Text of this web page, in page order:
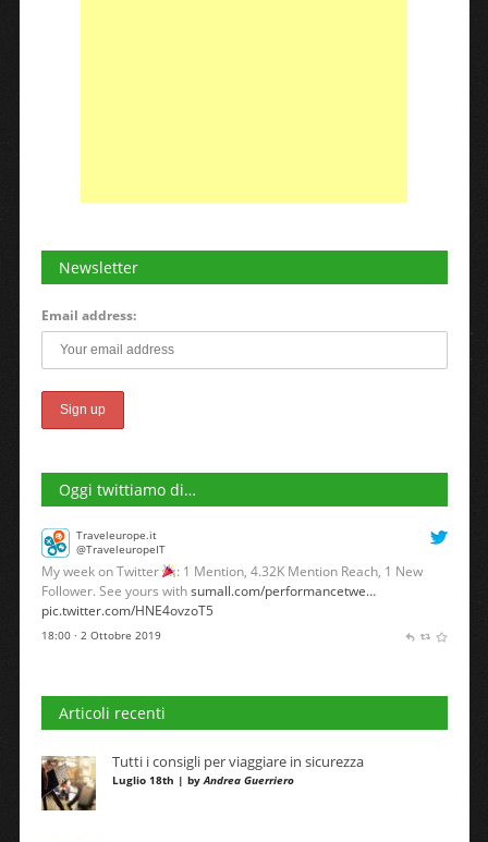
Newsletter
Email address:
Oggi twittiamo di…
Traveleurope.it
@TraveleuropeIT
My week on Twitter
: 1 Mention, 4.32K Mention Reach, 1 New
Follower. See yours withsumall.com/performancetwe…
pic.twitter.com/HNE4ovzoT5
18:00 · 2 Ottobre 2019
Articoli recenti
Tutti i consigli per viaggiare in sicurezza
Luglio 18th | byAndrea Guerriero